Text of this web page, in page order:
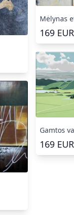
Mėlynas
169 EUR
Gamtos
169 EUR